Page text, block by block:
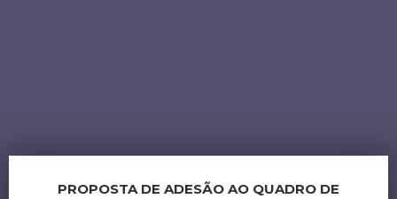
PROPOSTA DE ADESÃO AO QUADRO DE